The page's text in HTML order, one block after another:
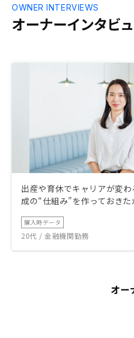
オーナーインタビ
OWNER INTERVIEWS
出産や育休でキャリアが変
成の“仕組み”を作っておきた
購入時データ
20代 / 金融機関勤務
オー